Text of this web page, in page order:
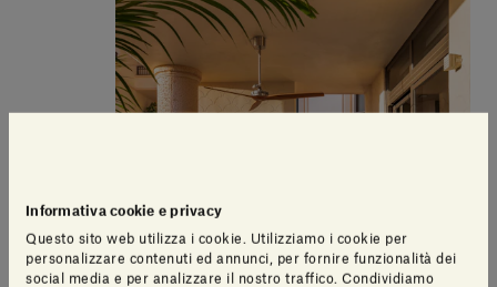
Informativa cookie e privacy
Questo sito web utilizza i cookie. Utilizziamo i cookie per
personalizzare contenuti ed annunci, per fornire funzionalità dei
social media e per analizzare il nostro traffico. Condividiamo